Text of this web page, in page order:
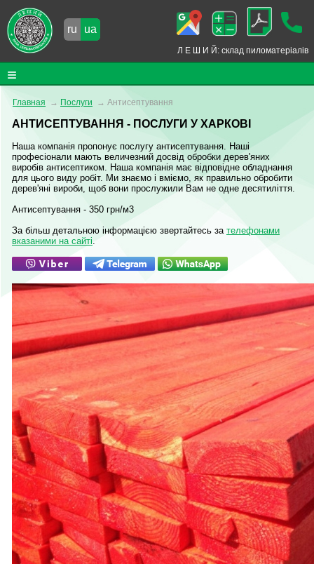
Л Е Ш И Й: склад пиломатеріалів
ru ua
Пиломатеріали
Погонажні вироби
Дерев'яні будови
Хімія для дерева
Доставка та оплата
Главная → Послуги → Антисептування
АНТИСЕПТУВАННЯ - ПОСЛУГИ У ХАРКОВІ
Наша компанія пропонує послугу антисептування. Наші
професіонали мають величезний досвід обробки дерев'яних
виробів антисептиком. Наша компанія має відповідне обладнання
для цього виду робіт. Ми знаємо і вміємо, як правильно обробити
дерев'яні вироби, щоб вони прослужили Вам не одне десятиліття.
Антисептування - 350 грн/м3
За більш детальною інформацією звертайтесь за телефонами
вказаними на сайті.